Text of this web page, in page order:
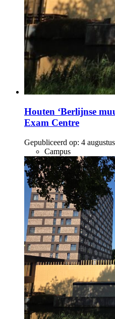
Houten ‘Berlijnse
Exam Centre
Gepubliceerd op: 4
Campus